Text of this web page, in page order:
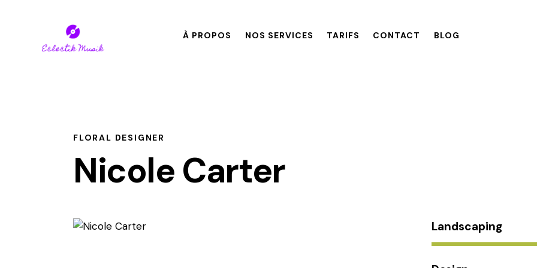
À PROPOS NOS SERVICES TARIFS CONTACT BLOG
FLORAL DESIGNER
Nicole Carter
Landscaping